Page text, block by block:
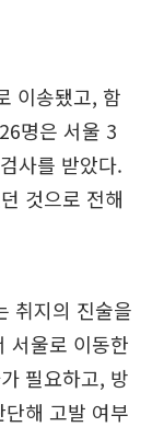
이송됐고, 함
명은 서울 3
사를 받았다.
것으로 전해
취지의 진술을
서울로 이동한
필요하고, 방
해 고발 여부